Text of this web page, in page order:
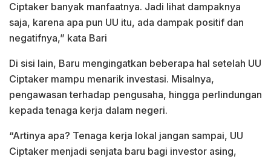
Ciptaker banyak manfaatnya. Jadi lihat dampaknya
saja, karena apa pun UU itu, ada dampak positif dan
negatifnya,” kata Bari
Di sisi lain, Baru mengingatkan beberapa hal setelah UU
Ciptaker mampu menarik investasi. Misalnya,
pengawasan terhadap pengusaha, hingga perlindungan
kepada tenaga kerja dalam negeri.
“Artinya apa? Tenaga kerja lokal jangan sampai, UU
Ciptaker menjadi senjata baru bagi investor asing,